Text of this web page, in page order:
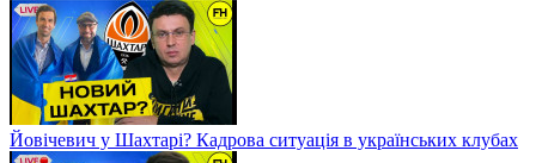
Йовічевич у Шахтарі? Кадрова ситуація в українських клубах